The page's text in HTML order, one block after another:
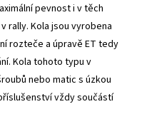
pevnost i v těch
rally. Kola jsou vyrobena
rozteče a úpravě ET tedy
Kola tohoto typu v
nebo matic s úzkou
vždy součástí